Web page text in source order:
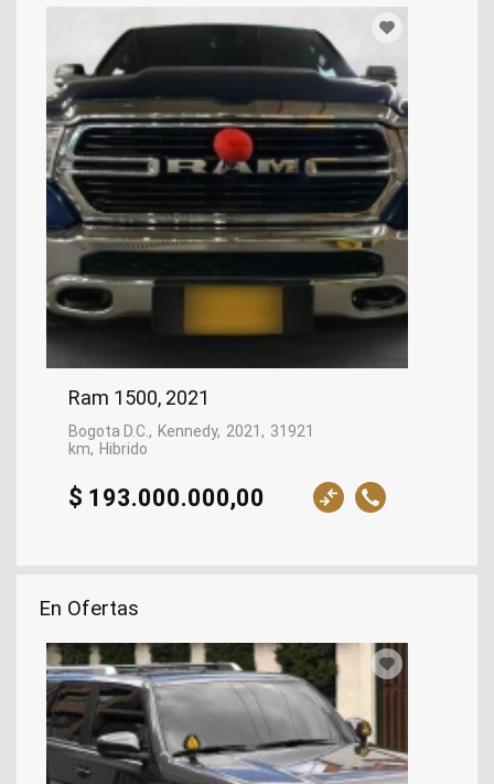
Ram 1500, 2021
Bogota D.C. Kennedy 2021
31921
km
Hibrido
$ 193.000.000,00
En Ofertas